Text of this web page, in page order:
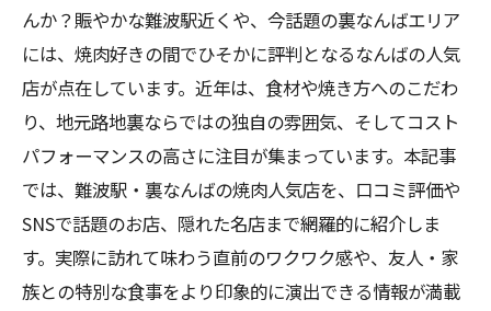
んか？賑やかな難波駅近くや、今話題の裏なんばエリア
には、焼肉好きの間でひそかに評判となるなんばの人気
店が点在しています。近年は、食材や焼き方へのこだわ
り、地元路地裏ならではの独自の雰囲気、そしてコスト
パフォーマンスの高さに注目が集まっています。本記事
では、難波駅・裏なんばの焼肉人気店を、口コミ評価や
SNSで話題のお店、隠れた名店まで網羅的に紹介しま
す。実際に訪れて味わう直前のワクワク感や、友人・家
族との特別な食事をより印象的に演出できる情報が満載